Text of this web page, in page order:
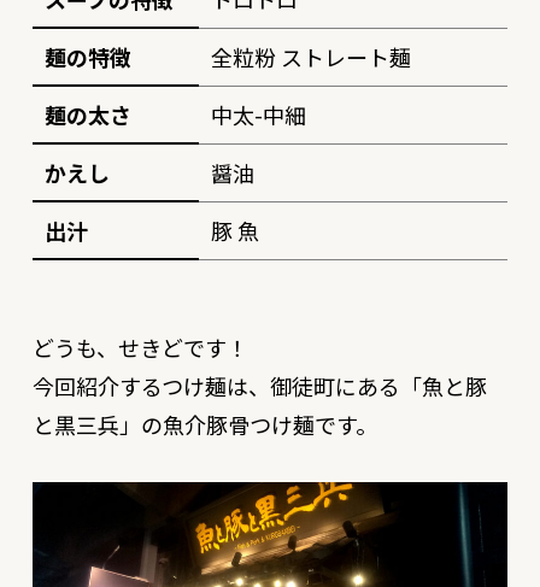
麺の特徴
全粒粉 ストレート麺
麺の太さ
中太-中細
かえし
醤油
出汁
豚 魚
どうも、せきどです！
今回紹介するつけ麺は、御徒町にある「魚と豚
と黒三兵」の魚介豚骨つけ麺です。